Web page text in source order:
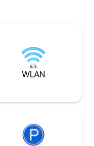
Sie ein paar
Auto zu haben,
erreichen. Ich
WLAN